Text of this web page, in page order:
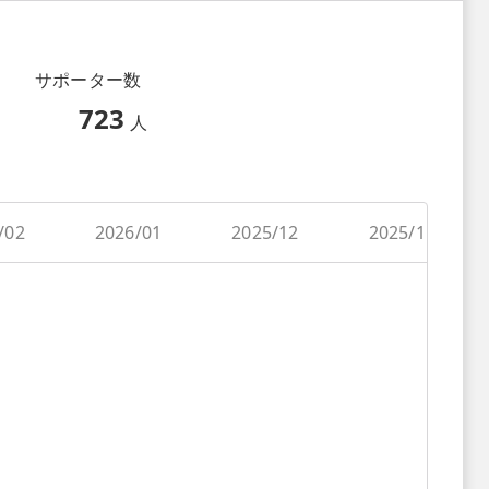
サポーター数
723 人
02 2026/01 2025/12 2025/11